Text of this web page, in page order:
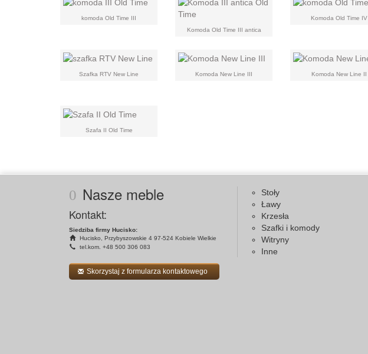
komoda Old Time III
Komoda Old Time III antica
Komoda Old Time IV
Szafka RTV New Line Komoda New Line III Komoda New Line II
Szafa II Old Time
Nasze meble
Kontakt:
Siedziba firmy Hucisko:
Hucisko, Przybyszowskie 4 97-524 Kobiele Wielkie
tel.kom. +48 500 306 083
Skorzystaj z formularza kontaktowego
Stoły
Ławy
Krzesła
Szafki i komody
Witryny
Inne